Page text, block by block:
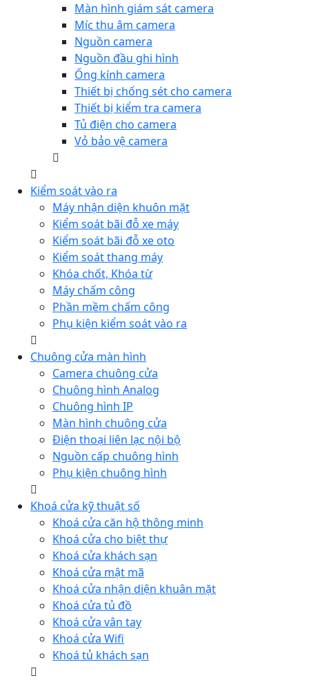
Màn hình giám sát camera
Míc thu âm camera
Nguồn camera
Nguồn đầu ghi hình
Ống kính camera
Thiết bị chống sét cho camera
Thiết bị kiểm tra camera
Tủ điện cho camera
Vỏ bảo vệ camera
Kiểm soát vào ra
Máy nhận diện khuôn mặt
Kiểm soát bãi đỗ xe máy
Kiểm soát bãi đỗ xe oto
Kiểm soát thang máy
Khóa chốt, Khóa từ
Máy chấm công
Phần mềm chấm công
Phụ kiện kiểm soát vào ra
Chuông cửa màn hình
Camera chuông cửa
Chuông hình Analog
Chuông hình IP
Màn hình chuông cửa
Điện thoại liên lạc nội bộ
Nguồn cấp chuông hình
Phụ kiện chuông hình
Khoá cửa kỹ thuật số
Khoá cửa căn hộ thông minh
Khoá cửa cho biệt thự
Khoá cửa khách sạn
Khoá cửa mật mã
Khoá cửa nhận diện khuân mặt
Khoá cửa tủ đồ
Khoá cửa vân tay
Khoá cửa Wifi
Khoá tủ khách sạn